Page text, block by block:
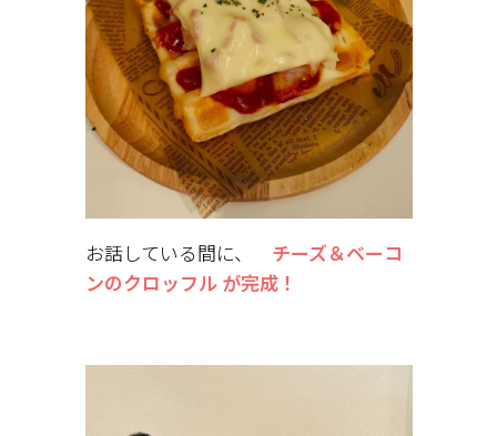
お話している間に、 チーズ＆ベーコ
ンのクロッフル が完成！